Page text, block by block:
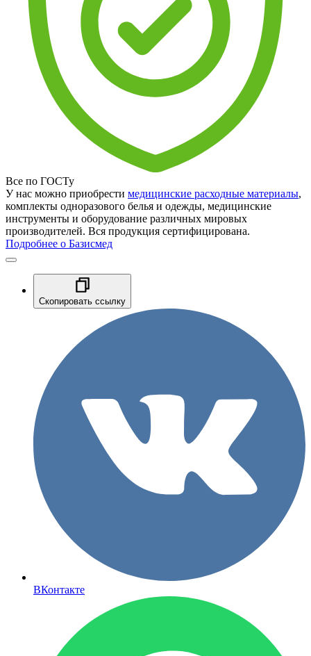
Все по ГОСТу
У нас можно приобрести медицинские расходные материалы,
комплекты одноразового белья и одежды, медицинские
инструменты и оборудование различных мировых
производителей. Вся продукция сертифицирована.
Подробнее о Базисмед
Скопировать ссылку
ВКонтакте